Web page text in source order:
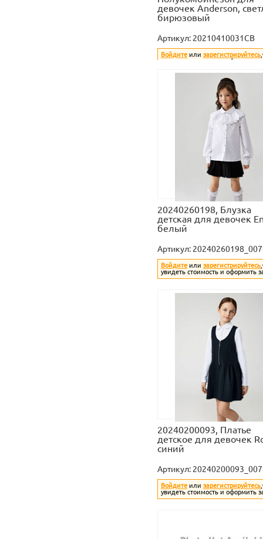
девочек Anderson,
бирюзовый
Артикул: 20210410031CB
Войдите или зарегистрируйтесь
увидеть стоимость и оформить
20240260198, Блузка
детская для девочек
белый
Артикул:
Войдите или зарегистрируйтесь
увидеть стоимость и оформить
20240200093, Платье
детское для девочек
синий
Артикул:
Войдите или зарегистрируйтесь
увидеть стоимость и оформить